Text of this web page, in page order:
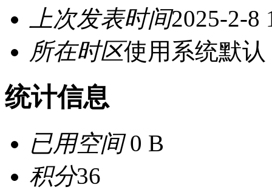
上次发表时间2025-2-8
所在时区使用系统默认
统计信息
已用空间0 B
积分36